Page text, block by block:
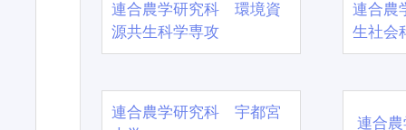
連合農学研究科 環境資
源共生科学専攻
連合農
生社会
連合農学研究科 宇都宮
連合